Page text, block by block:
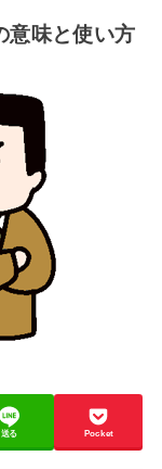
意味と使い方
送る Pocket